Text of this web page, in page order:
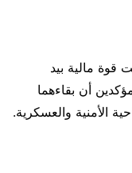
قوة مالية بيد
أن بقاءهما
الأمنية والعسكرية.